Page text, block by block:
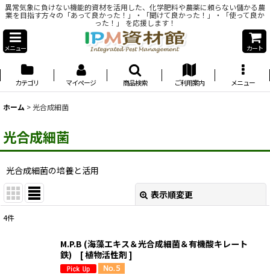
異常気象に負けない機能的資材を活用した、化学肥料や農薬に頼らない儲かる農
業を目指す方々の「あって良かった！」・「聞けて良かった！」・「使って良か
った！」 を応援します！
メニュー カート
カテゴリ マイページ 商品検索 ご利用案内 メニュー
ホーム > 光合成細菌
光合成細菌
光合成細菌の培養と活用
表示順変更
4件
M.P.B (海藻エキス＆光合成細菌＆有機酸キレート
鉄) [ 植物活性剤 ]